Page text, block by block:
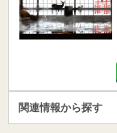
関連情報から探す